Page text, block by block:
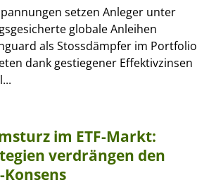
setzen Anleger unter
globale Anleihen
als Stossdämpfer im Portfolio
dank gestiegener Effektivzinsen
im ETF-Markt:
verdrängen den